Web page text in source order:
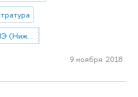
Факультет экономики НИУ ВШЭ (Нижний Новгород)
9 ноября 2018